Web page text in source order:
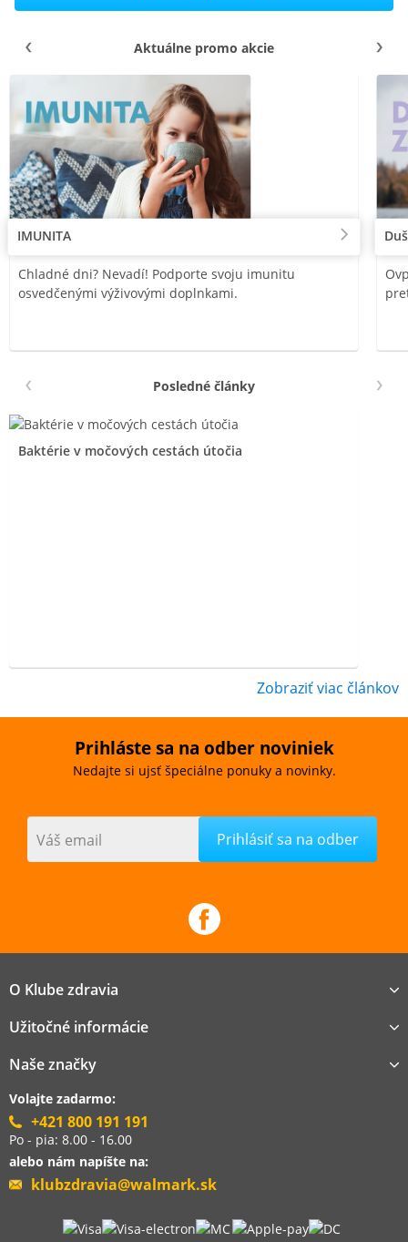
Aktuálne promo akcie
IMUNITA
Chladné dni? Nevadí! Podporte svoju imunitu
osvedčenými výživovými doplnkami.
Posledné články
Baktérie v močových cestách útočia
Zobraziť viac článkov
Prihláste sa na odber noviniek
Nedajte si ujsť špeciálne ponuky a novinky.
Váš email
O Klube zdravia
Užitočné informácie
Naše značky
Volajte zadarmo:
+421 800 191 191
Po - pia: 8.00 - 16.00
alebo nám napíšte na:
klubzdravia@walmark.sk